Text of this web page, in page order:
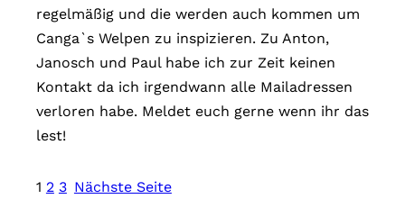
regelmäßig und die werden auch kommen um
Canga`s Welpen zu inspizieren. Zu Anton,
Janosch und Paul habe ich zur Zeit keinen
Kontakt da ich irgendwann alle Mailadressen
verloren habe. Meldet euch gerne wenn ihr das
lest!
1 2 3 Nächste Seite